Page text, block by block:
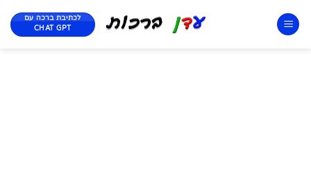
לכתיבת ברכה עם
CHAT GPT